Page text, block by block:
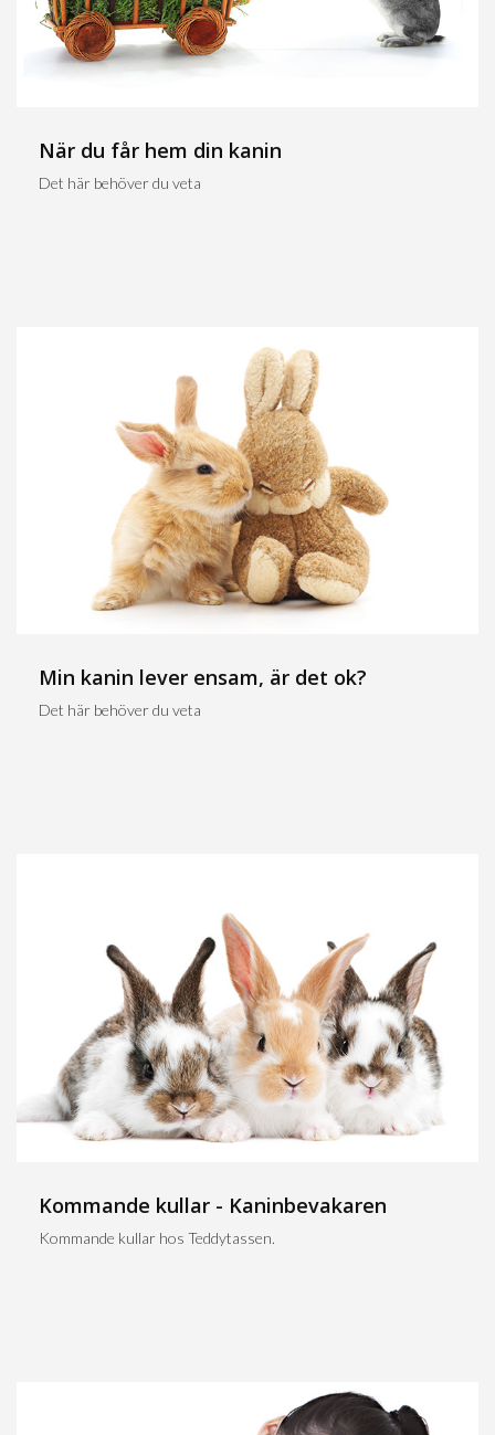
När du får hem din kanin
Det här behöver du veta
Min kanin lever ensam, är det ok?
Det här behöver du veta
Kommande kullar - Kaninbevakaren
Kommande kullar hos Teddytassen.